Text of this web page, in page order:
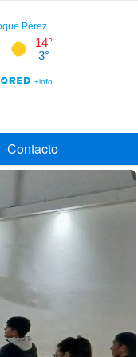
Contacto